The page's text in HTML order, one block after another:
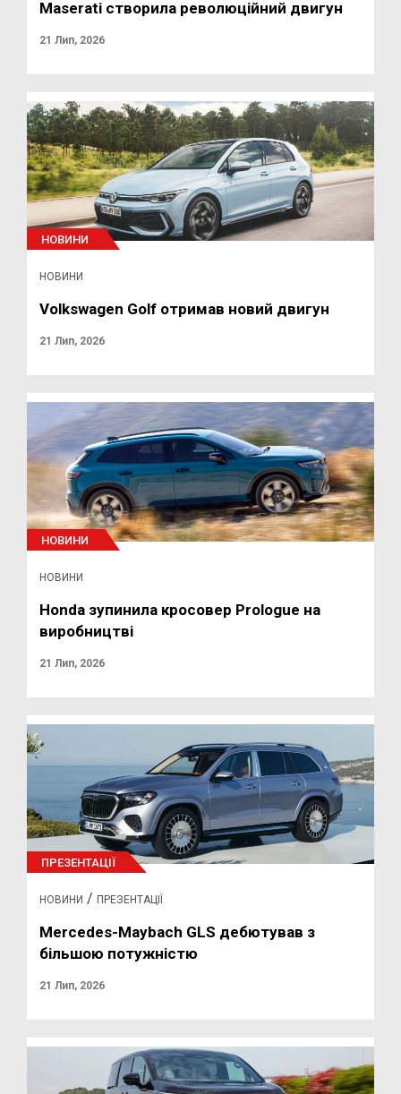
Maserati створила революційний двигун
21 Лип, 2026
НОВИНИ
НОВИНИ
Volkswagen Golf отримав новий двигун
21 Лип, 2026
НОВИНИ
НОВИНИ
Honda зупинила кросовер Prologue на
виробництві
21 Лип, 2026
ПРЕЗЕНТАЦІЇ
НОВИНИ / ПРЕЗЕНТАЦІЇ
Mercedes-Maybach GLS дебютував з
більшою потужністю
21 Лип, 2026